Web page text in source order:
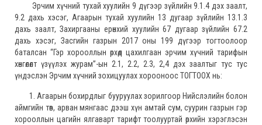
Эрчим хүчний тухай хуулийн 9 дүгээр зүйлийн 9.1.4 дэх заалт,
9.2 дахь хэсэг, Агаарын тухай хуулийн 13 дугаар зүйлийн 13.1.3
дахь заалт, Захиргааны ерөнхий хуулийн 67 дугаар зүйлийн 67.2
дахь хэсэг, Засгийн газрын 2017 оны 199 дүгээр тогтоолоор
баталсан “Гэр хорооллын өрхөд цахилгаан эрчим хүчний тарифын
хөнгөлөлт үзүүлэх журам”-ын 2.1, 2.2, 2.3, 2,4 дэх заалтыг тус тус
үндэслэн Эрчим хүчний зохицуулах хорооноос ТОГТООХ нь:
1. Агаарын бохирдлыг бууруулах зорилгоор Нийслэлийн болон
аймгийн төв, арван мянгаас дээш хүн амтай сум, суурин газрын гэр
хорооллын цагийн ялгаварт тарифт тоолууртай өрхийн хэрэглэсэн